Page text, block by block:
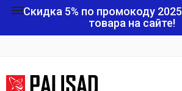
Скидка 5% по промокоду 2025
товара на сайте!